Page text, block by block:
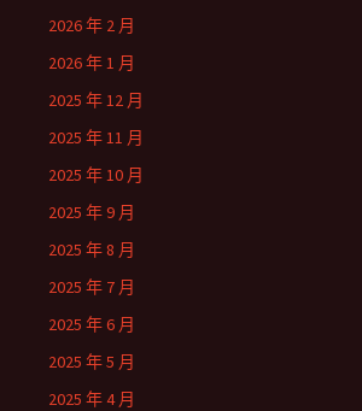
2026 年 2 月
2026 年 1 月
2025 年 12 月
2025 年 11 月
2025 年 10 月
2025 年 9 月
2025 年 8 月
2025 年 7 月
2025 年 6 月
2025 年 5 月
2025 年 4 月